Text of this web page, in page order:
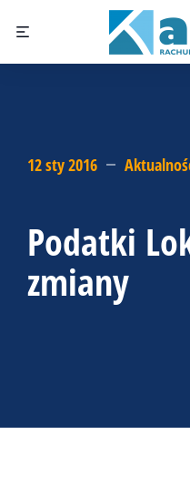
12 sty 2016
Podatki
zmiany